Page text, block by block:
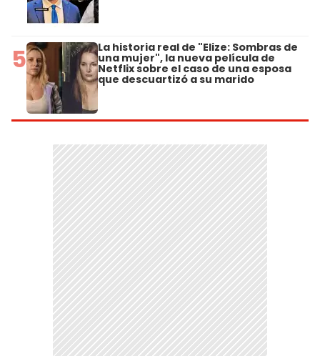
5 La historia real de "Elize: Sombras de
una mujer", la nueva película de
Netflix sobre el caso de una esposa
que descuartizó a su marido